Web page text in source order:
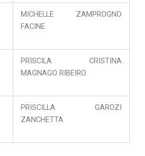
MICHELLE ZAMPROGNO
FACINE
PRISCILA CRISTINA
MAGNAGO RIBEIRO
PRISCILLA GAROZI
ZANCHETTA